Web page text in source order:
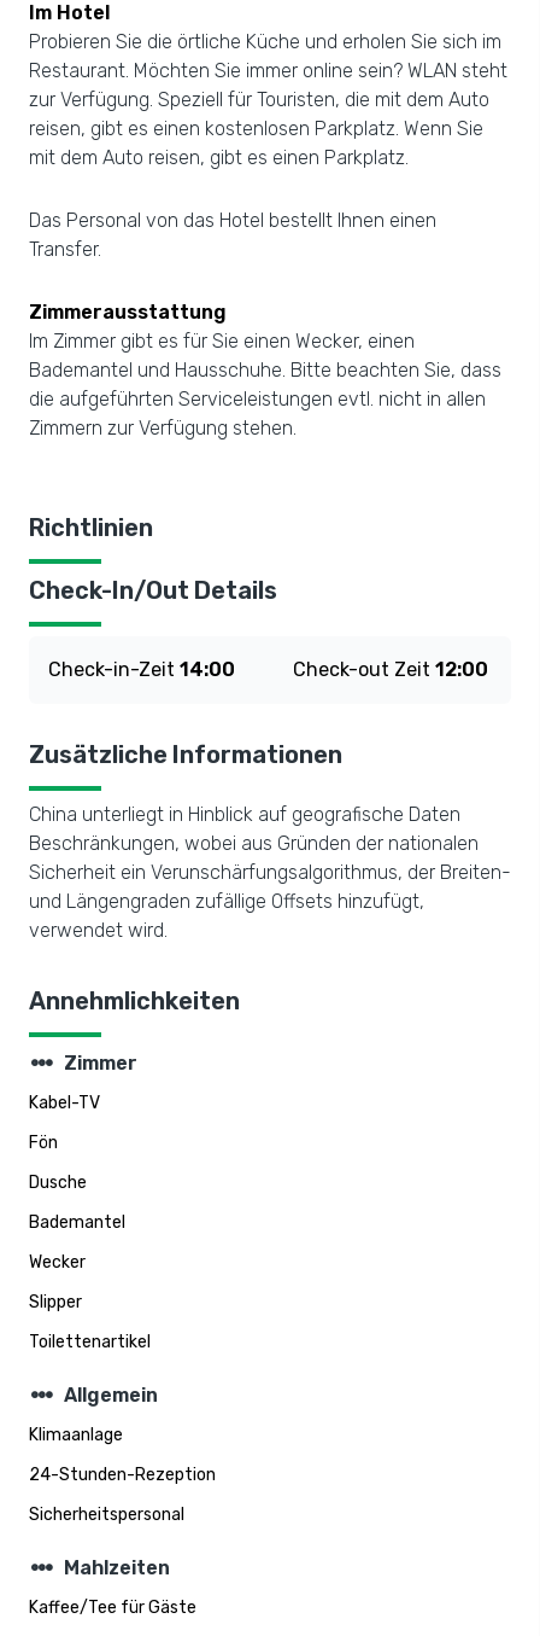
Im Hotel
Probieren Sie die örtliche Küche und erholen Sie sich im
Restaurant. Möchten Sie immer online sein? WLAN steht
zur Verfügung. Speziell für Touristen, die mit dem Auto
reisen, gibt es einen kostenlosen Parkplatz. Wenn Sie
mit dem Auto reisen, gibt es einen Parkplatz.
Das Personal von das Hotel bestellt Ihnen einen
Transfer.
Zimmerausstattung
Im Zimmer gibt es für Sie einen Wecker, einen
Bademantel und Hausschuhe. Bitte beachten Sie, dass
die aufgeführten Serviceleistungen evtl. nicht in allen
Zimmern zur Verfügung stehen.
Richtlinien
Check-In/Out Details
Check-in-Zeit 14:00 Check-out Zeit 12:00
Zusätzliche Informationen
China unterliegt in Hinblick auf geografische Daten
Beschränkungen, wobei aus Gründen der nationalen
Sicherheit ein Verunschärfungsalgorithmus, der Breiten-
und Längengraden zufällige Offsets hinzufügt,
verwendet wird.
Annehmlichkeiten
steppers Zimmer
Kabel-TV
Fön
Dusche
Bademantel
Wecker
Slipper
Toilettenartikel
steppers Allgemein
Klimaanlage
24-Stunden-Rezeption
Sicherheitspersonal
steppers Mahlzeiten
Kaffee/Tee für Gäste